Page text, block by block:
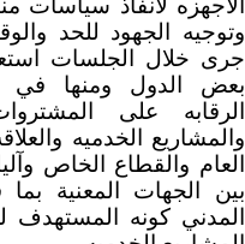
الهيئة
الفساد و
الاجهزه لانفاذ سياسات
وتوجيه الجهود للحد
جرى خلال الجلسات
بعض الدول ومنها في
الرقابه على
والمشاريع الخدميه
العام والقطاع الخاص
بين الجهات المعنية بما
المدني كونه المستهدف